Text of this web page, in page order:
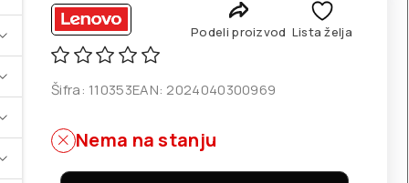
Podeli proizvod Lista želja
Šifra: 110353EAN: 2024040300969
Nema na stanju